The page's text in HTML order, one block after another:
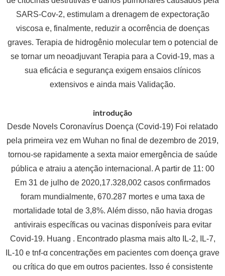
SARS-Cov-2, estimulam a drenagem de expectoração
viscosa e, finalmente, reduzir a ocorrência de doenças
graves. Terapia de hidrogênio molecular tem o potencial de
se tornar um neoadjuvant Terapia para a Covid-19, mas a
sua eficácia e segurança exigem ensaios clínicos
extensivos e ainda mais Validação.
introdução
Desde Novels Coronavírus Doença (Covid-19) Foi relatado
pela primeira vez em Wuhan no final de dezembro de 2019,
tornou-se rapidamente a sexta maior emergência de saúde
pública e atraiu a atenção internacional. A partir de 11: 00
Em 31 de julho de 2020,17.328,002 casos confirmados
foram mundialmente, 670.287 mortes e uma taxa de
mortalidade total de 3,8%. Além disso, não havia drogas
antivirais específicas ou vacinas disponíveis para evitar
Covid-19. Huang . Encontrado plasma mais alto IL-2, IL-7,
IL-10 e tnf-α concentrações em pacientes com doença grave
ou crítica do que em outros pacientes. Isso é consistente